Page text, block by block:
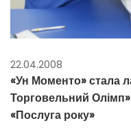
22.04.2008
«Ун Моменто» стала
Торговельний Олімп»
«Послуга року»